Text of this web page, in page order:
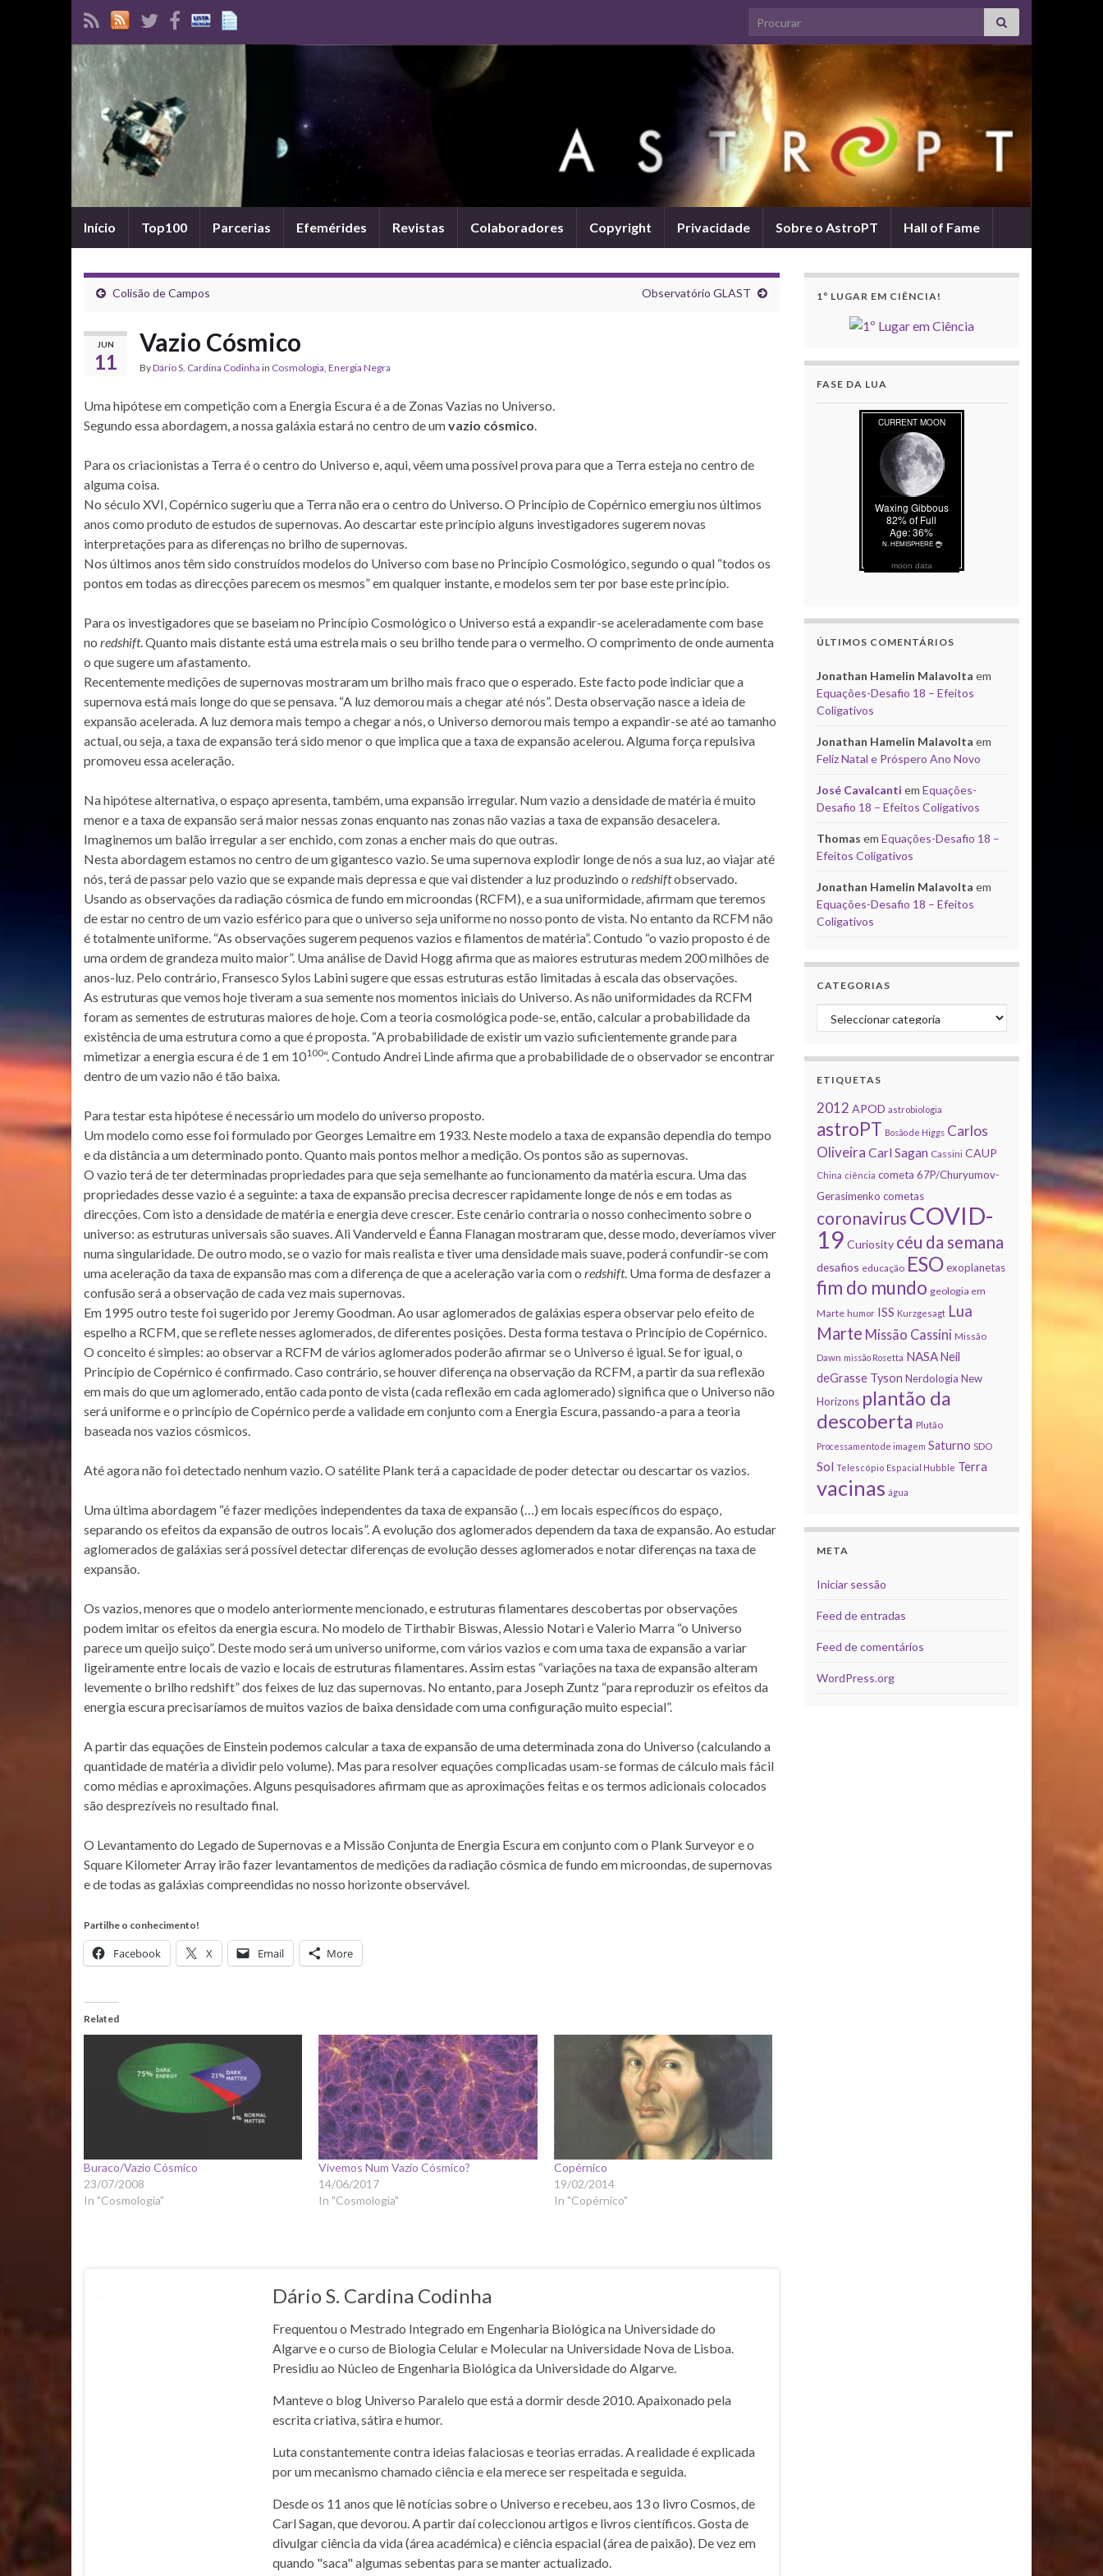
Search for:
Início Top100 Parcerias Efemérides Revistas Colaboradores Copyright Privacidade Sobre o AstroPT Hall of Fame
Colisão de Campos Observatório GLAST
JUN
11
Vazio Cósmico
ByDário S. Cardina Codinha in Cosmologia, Energia Negra
Uma hipótese em competição com a Energia Escura é a de Zonas Vazias no Universo.
Segundo essa abordagem, a nossa galáxia estará no centro de umvazio cósmico.
Para os criacionistas a Terra é o centro do Universo e, aqui, vêem uma possível prova para que a Terra esteja no centro de
alguma coisa.
No século XVI, Copérnico sugeriu que a Terra não era o centro do Universo. O Princípio de Copérnico emergiu nos últimos
anos como produto de estudos de supernovas. Ao descartar este princípio alguns investigadores sugerem novas
interpretações para as diferenças no brilho de supernovas.
Nos últimos anos têm sido construídos modelos do Universo com base no Princípio Cosmológico, segundo o qual “todos os
pontos em todas as direcções parecem os mesmos” em qualquer instante, e modelos sem ter por base este princípio.
Para os investigadores que se baseiam no Princípio Cosmológico o Universo está a expandir-se aceleradamente com base
no redshift. Quanto mais distante está uma estrela mais o seu brilho tende para o vermelho. O comprimento de onde aumenta
o que sugere um afastamento.
Recentemente medições de supernovas mostraram um brilho mais fraco que o esperado. Este facto pode indiciar que a
supernova está mais longe do que se pensava. “A luz demorou mais a chegar até nós”. Desta observação nasce a ideia de
expansão acelerada. A luz demora mais tempo a chegar a nós, o Universo demorou mais tempo a expandir-se até ao tamanho
actual, ou seja, a taxa de expansão terá sido menor o que implica que a taxa de expansão acelerou. Alguma força repulsiva
promoveu essa aceleração.
Na hipótese alternativa, o espaço apresenta, também, uma expansão irregular. Num vazio a densidade de matéria é muito
menor e a taxa de expansão será maior nessas zonas enquanto nas zonas não vazias a taxa de expansão desacelera.
Imaginemos um balão irregular a ser enchido, com zonas a encher mais do que outras.
Nesta abordagem estamos no centro de um gigantesco vazio. Se uma supernova explodir longe de nós a sua luz, ao viajar até
nós, terá de passar pelo vazio que se expande mais depressa e que vai distender a luz produzindo o redshiftobservado.
Usando as observações da radiação cósmica de fundo em microondas (RCFM), e a sua uniformidade, afirmam que teremos
de estar no centro de um vazio esférico para que o universo seja uniforme no nosso ponto de vista. No entanto da RCFM não
é totalmente uniforme. “As observações sugerem pequenos vazios e filamentos de matéria”. Contudo “o vazio proposto é de
uma ordem de grandeza muito maior”. Uma análise de David Hogg afirma que as maiores estruturas medem 200 milhões de
anos-luz. Pelo contrário, Fransesco Sylos Labini sugere que essas estruturas estão limitadas à escala das observações.
As estruturas que vemos hoje tiveram a sua semente nos momentos iniciais do Universo. As não uniformidades da RCFM
foram as sementes de estruturas maiores de hoje. Com a teoria cosmológica pode-se, então, calcular a probabilidade da
existência de uma estrutura como a que é proposta. “A probabilidade de existir um vazio suficientemente grande para
mimetizar a energia escura é de 1 em 10100“. Contudo Andrei Linde afirma que a probabilidade de o observador se encontrar
dentro de um vazio não é tão baixa.
Para testar esta hipótese é necessário um modelo do universo proposto.
Um modelo como esse foi formulado por Georges Lemaitre em 1933. Neste modelo a taxa de expansão dependia do tempo
e da distância a um determinado ponto. Quanto mais pontos melhor a medição. Os pontos são as supernovas.
O vazio terá de ter determinadas propriedades para que seja semelhante ao funcionamento da matéria escura. Uma das
propriedades desse vazio é a seguinte: a taxa de expansão precisa decrescer rapidamente longe de nós e em todas as
direcções. Com isto a densidade de matéria e energia deve crescer. Este cenário contraria o nosso conhecimento sobre o
universo: as estruturas universais são suaves. Ali Vanderveld e Éanna Flanagan mostraram que, desse modo, deveríamos viver
numa singularidade. De outro modo, se o vazio for mais realista e tiver uma densidade mais suave, poderá confundir-se com
uma aceleração da taxa de expansão mas com a diferença de que a aceleração varia com o redshift. Uma forma de desfazer a
confusão será a observação de cada vez mais supernovas.
Em 1995 outro teste foi sugerido por Jeremy Goodman. Ao usar aglomerados de galáxias espera observar pelo efeito de
espelho a RCFM, que se reflete nesses aglomerados, de diferentes posições. Desta forma testava o Princípio de Copérnico.
O conceito é simples: ao observar a RCFM de vários aglomerados poderão afirmar se o Universo é igual. Se for igual, o
Princípio de Copérnico é confirmado. Caso contrário, se houver diferença na observação da RCFM, a partir da sua reflexão
em mais do que um aglomerado, então cada ponto de vista (cada reflexão em cada aglomerado) significa que o Universo não
será uniforme e o princípio de Copérnico perde a validade em conjunto com a Energia Escura, passando-a para a teoria
baseada nos vazios cósmicos.
Até agora não foi detectado nenhum vazio. O satélite Plank terá a capacidade de poder detectar ou descartar os vazios.
Uma última abordagem “é fazer medições independentes da taxa de expansão (…) em locais específicos do espaço,
separando os efeitos da expansão de outros locais”. A evolução dos aglomerados dependem da taxa de expansão. Ao estudar
aglomerados de galáxias será possível detectar diferenças de evolução desses aglomerados e notar diferenças na taxa de
expansão.
Os vazios, menores que o modelo anteriormente mencionado, e estruturas filamentares descobertas por observações
podem imitar os efeitos da energia escura. No modelo de Tirthabir Biswas, Alessio Notari e Valerio Marra “o Universo
parece um queijo suiço”. Deste modo será um universo uniforme, com vários vazios e com uma taxa de expansão a variar
ligeiramente entre locais de vazio e locais de estruturas filamentares. Assim estas “variações na taxa de expansão alteram
levemente o brilho redshift” dos feixes de luz das supernovas. No entanto, para Joseph Zuntz “para reproduzir os efeitos da
energia escura precisaríamos de muitos vazios de baixa densidade com uma configuração muito especial”.
A partir das equações de Einstein podemos calcular a taxa de expansão de uma determinada zona do Universo (calculando a
quantidade de matéria a dividir pelo volume). Mas para resolver equações complicadas usam-se formas de cálculo mais fácil
como médias e aproximações. Alguns pesquisadores afirmam que as aproximações feitas e os termos adicionais colocados
são desprezíveis no resultado final.
O Levantamento do Legado de Supernovas e a Missão Conjunta de Energia Escura em conjunto com o Plank Surveyor e o
Square Kilometer Array irão fazer levantamentos de medições da radiação cósmica de fundo em microondas, de supernovas
e de todas as galáxias compreendidas no nosso horizonte observável.
Partilhe o conhecimento!
Facebook X Email More
Related
Buraco/Vazio Cósmico
23/07/2008
In "Cosmologia"
Vivemos Num Vazio Cósmico?
14/06/2017
In "Cosmologia"
Copérnico
19/02/2014
In "Copérnico"
Dário S. Cardina Codinha
Frequentou o Mestrado Integrado em Engenharia Biológica na Universidade do
Algarve e o curso de Biologia Celular e Molecular na Universidade Nova de Lisboa.
Presidiu ao Núcleo de Engenharia Biológica da Universidade do Algarve.
Manteve o blog Universo Paralelo que está a dormir desde 2010. Apaixonado pela
escrita criativa, sátira e humor.
Luta constantemente contra ideias falaciosas e teorias erradas. A realidade é explicada
por um mecanismo chamado ciência e ela merece ser respeitada e seguida.
Desde os 11 anos que lê notícias sobre o Universo e recebeu, aos 13 o livro Cosmos, de
Carl Sagan, que devorou. A partir daí coleccionou artigos e livros científicos. Gosta de
divulgar ciência da vida (área académica) e ciência espacial (área de paixão). De vez em
quando "saca" algumas sebentas para se manter actualizado.
1º LUGAR EM CIÊNCIA!
FASE DA LUA
moon data
ÚLTIMOS COMENTÁRIOS
Jonathan Hamelin Malavolta em
Equações-Desafio 18 – Efeitos
Coligativos
Jonathan Hamelin Malavolta em
Feliz Natal e Próspero Ano Novo
José Cavalcanti em Equações-
Desafio 18 – Efeitos Coligativos
Thomas em Equações-Desafio 18 –
Efeitos Coligativos
Jonathan Hamelin Malavolta em
Equações-Desafio 18 – Efeitos
Coligativos
CATEGORIAS
Categorias
ETIQUETAS
2012 APOD astrobiologia
astroPT Bosão de Higgs Carlos
Oliveira Carl Sagan Cassini CAUP
China ciência cometa 67P/Churyumov-
Gerasimenko cometas
coronavirus COVID-
19 Curiosity céu da semana
desafios educação ESO exoplanetas
fim do mundo geologia em
Marte humor ISS Kurzgesagt Lua
Marte Missão Cassini Missão
Dawn missão Rosetta NASA Neil
deGrasse Tyson Nerdologia New
Horizons plantão da
descoberta Plutão
Processamento de imagem Saturno SDO
Sol Telescópio Espacial Hubble Terra
vacinas água
META
Iniciar sessão
Feed de entradas
Feed de comentários
WordPress.org